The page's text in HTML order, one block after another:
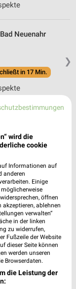
❯
Neuenahr
in 17 Min.
Ahrweiler
Ahrweiler
in 47 Min.
wird die
cookie
Informationen auf
anderen
Einige
öffnen
akzeptieren, ablehnen
verwalten“
in der linken
zu widerrufen,
Fußzeile der Website
dieser Seite können
werden unseren
Browserdaten.
die Leistung der